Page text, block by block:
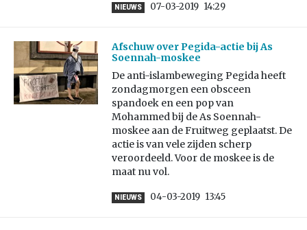
NIEUWS 07-03-2019 14:29
Afschuw over Pegida-actie bij As
Soennah-moskee
De anti-islambeweging Pegida heeft
zondagmorgen een obsceen
spandoek en een pop van
Mohammed bij de As Soennah-
moskee aan de Fruitweg geplaatst. De
actie is van vele zijden scherp
veroordeeld. Voor de moskee is de
maat nu vol.
NIEUWS 04-03-2019 13:45